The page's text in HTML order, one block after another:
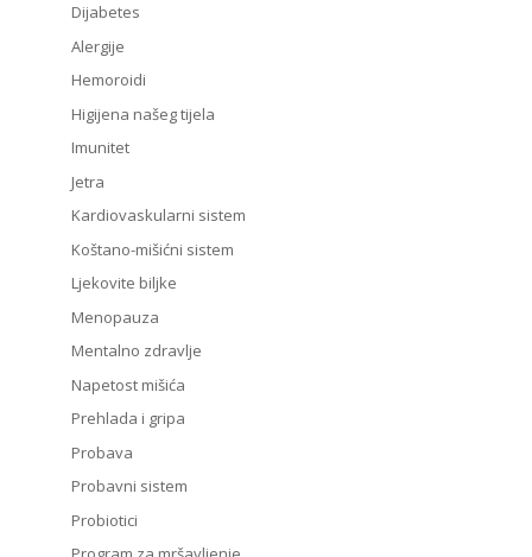
Dijabetes
Alergije
Hemoroidi
Higijena našeg tijela
Imunitet
Jetra
Kardiovaskularni sistem
Koštano-mišićni sistem
Ljekovite biljke
Menopauza
Mentalno zdravlje
Napetost mišića
Prehlada i gripa
Probava
Probavni sistem
Probiotici